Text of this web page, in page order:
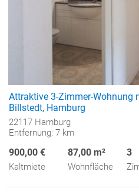
Attraktive 3-Zimmer-Wohnung
Billstedt, Hamburg
22117 Hamburg
Entfernung: 7 km
900,00 €
Kaltmiete
87,00 m²
Wohnfläche
3